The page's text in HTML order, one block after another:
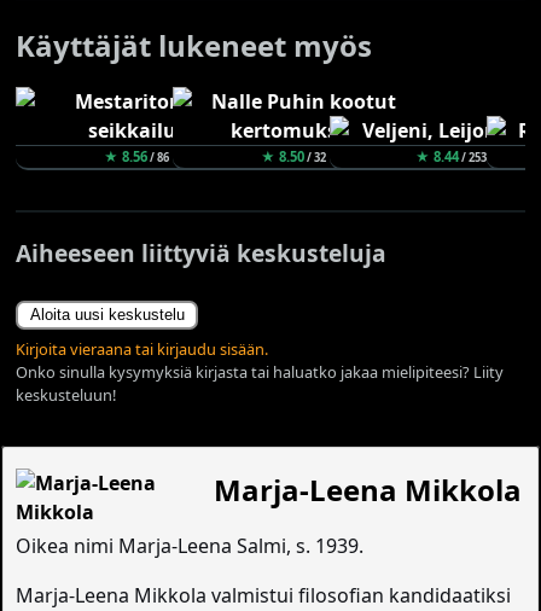
Käyttäjät lukeneet myös
★ 8.56/ 86 ★ 8.50/ 32 ★ 8.44/ 253
Aiheeseen liittyviä keskusteluja
Aloita uusi keskustelu
Kirjoita vieraana tai kirjaudu sisään.
Onko sinulla kysymyksiä kirjasta tai haluatko jakaa mielipiteesi? Liity
keskusteluun!
Marja-Leena Mikkola
Oikea nimi Marja-Leena Salmi, s. 1939.
Marja-Leena Mikkola valmistui filosofian kandidaatiksi